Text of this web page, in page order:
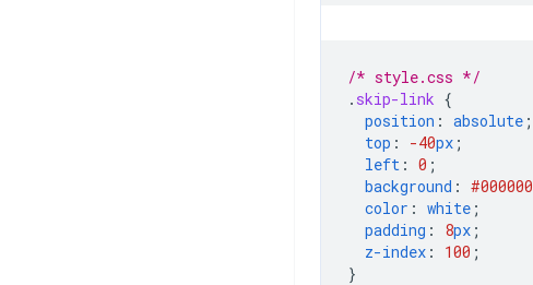
/* style.css */
. skip-link {
position : absolute ;
top : -40px ;
left : 0 ;
background : #000000
color : white ;
padding : 8px ;
z-index : 100 ;
}